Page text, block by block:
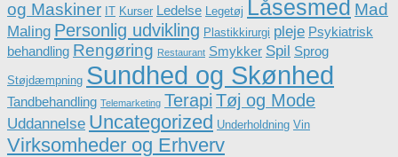
og Maskiner IT Kurser Ledelse Legetøj Låsesmed Mad
Maling Personlig udvikling Plastikkirurgi pleje Psykiatrisk
behandling Rengøring Restaurant Smykker Spil Sprog
Støjdæmpning Sundhed og Skønhed
Tandbehandling Telemarketing Terapi Tøj og Mode
Uddannelse Uncategorized Underholdning Vin
Virksomheder og Erhverv